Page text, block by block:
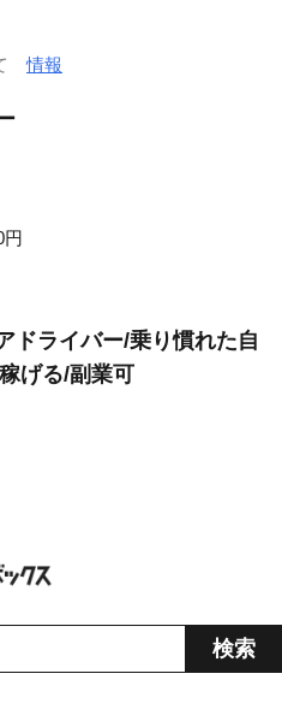
て情報
円
ドライバー/乗り慣れた自
げる/副業可